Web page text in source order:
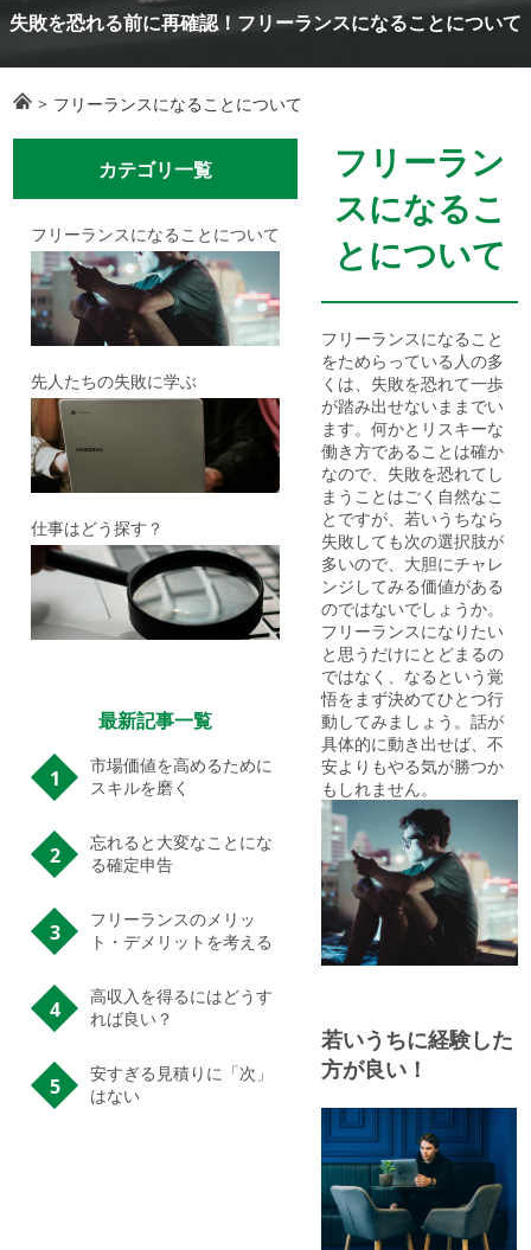
失敗を恐れる前に再確認！フリーランスになることについて
> フリーランスになることについて
フリーラン
スになるこ
とについて
フリーランスになること
をためらっている人の多
くは、失敗を恐れて一歩
が踏み出せないままでい
ます。何かとリスキーな
働き方であることは確か
なので、失敗を恐れてし
まうことはごく自然なこ
とですが、若いうちなら
失敗しても次の選択肢が
多いので、大胆にチャレ
ンジしてみる価値がある
のではないでしょうか。
フリーランスになりたい
と思うだけにとどまるの
ではなく、なるという覚
悟をまず決めてひとつ行
動してみましょう。話が
具体的に動き出せば、不
安よりもやる気が勝つか
もしれません。
若いうちに経験した
方が良い！
カテゴリ一覧
フリーランスになることについて
先人たちの失敗に学ぶ
仕事はどう探す？
最新記事一覧
市場価値を高めるために
スキルを磨く
忘れると大変なことにな
る確定申告
フリーランスのメリッ
ト・デメリットを考える
高収入を得るにはどうす
れば良い？
安すぎる見積りに「次」
はない